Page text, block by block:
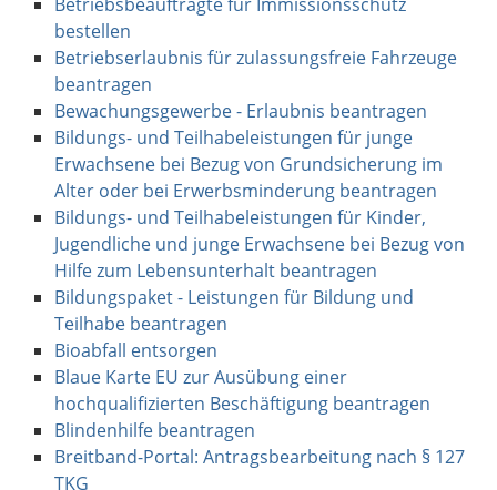
bestellen
Betriebserlaubnis für zulassungsfreie Fahrzeuge
beantragen
Bewachungsgewerbe - Erlaubnis beantragen
Bildungs- und Teilhabeleistungen für junge
Erwachsene bei Bezug von Grundsicherung im
Alter oder bei Erwerbsminderung beantragen
Bildungs- und Teilhabeleistungen für Kinder,
Jugendliche und junge Erwachsene bei Bezug von
Hilfe zum Lebensunterhalt beantragen
Bildungspaket - Leistungen für Bildung und
Teilhabe beantragen
Bioabfall entsorgen
Blaue Karte EU zur Ausübung einer
hochqualifizierten Beschäftigung beantragen
Blindenhilfe beantragen
Breitband-Portal: Antragsbearbeitung nach § 127
TKG